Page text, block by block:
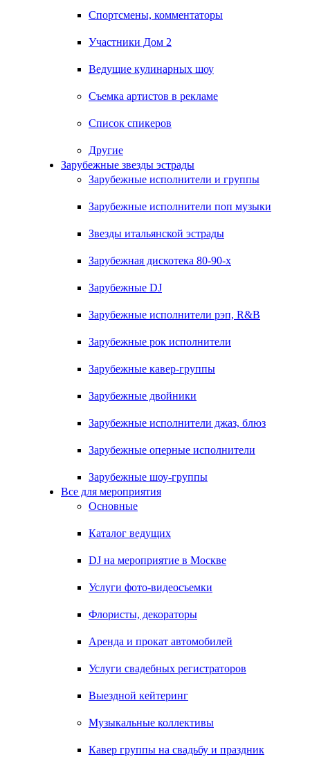
Спортсмены, комментаторы
Участники Дом 2
Ведущие кулинарных шоу
Съемка артистов в рекламе
Список спикеров
Другие
Зарубежные звезды эстрады
Зарубежные исполнители и группы
Зарубежные исполнители поп музыки
Звезды итальянской эстрады
Зарубежная дискотека 80-90-х
Зарубежные DJ
Зарубежные исполнители рэп, R&B
Зарубежные рок исполнители
Зарубежные кавер-группы
Зарубежные двойники
Зарубежные исполнители джаз, блюз
Зарубежные оперные исполнители
Зарубежные шоу-группы
Все для мероприятия
Основные
Каталог ведущих
DJ на мероприятие в Москве
Услуги фото-видеосъемки
Флористы, декораторы
Аренда и прокат автомобилей
Услуги свадебных регистраторов
Выездной кейтеринг
Музыкальные коллективы
Кавер группы на свадьбу и праздник